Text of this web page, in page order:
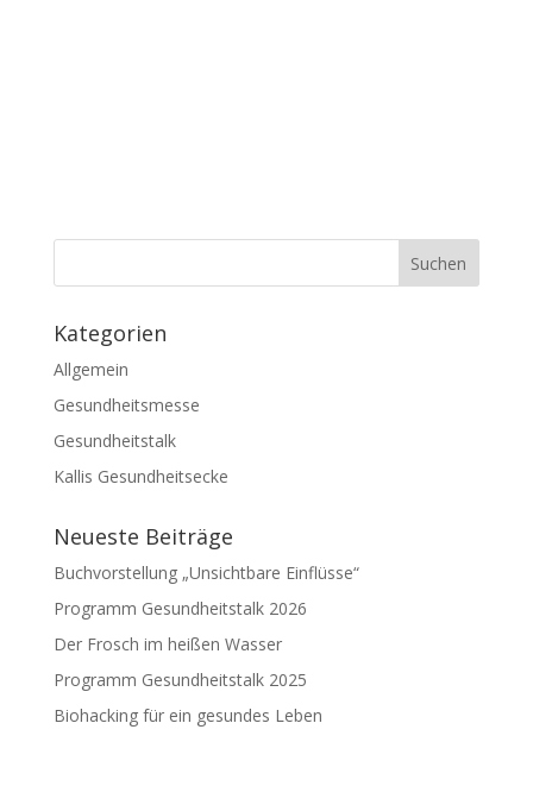
Kategorien
Allgemein
Gesundheitsmesse
Gesundheitstalk
Kallis Gesundheitsecke
Neueste Beiträge
Buchvorstellung „Unsichtbare Einflüsse“
Programm Gesundheitstalk 2026
Der Frosch im heißen Wasser
Programm Gesundheitstalk 2025
Biohacking für ein gesundes Leben